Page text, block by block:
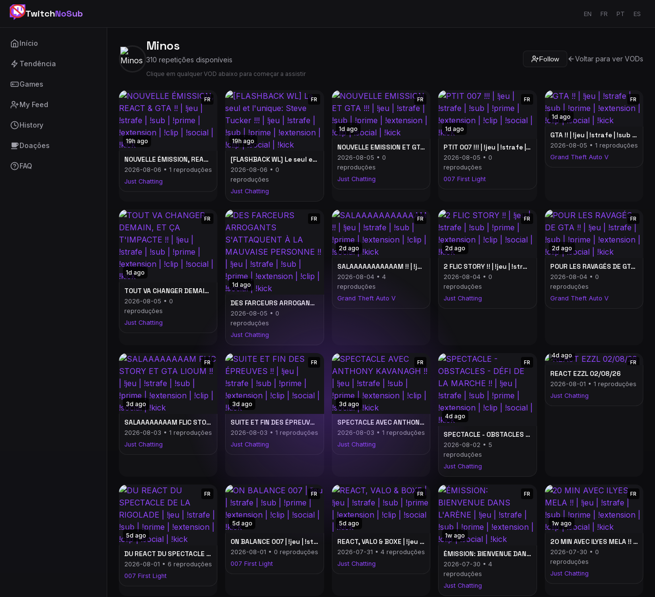
TwitchNoSub EN FR PT ES
Início
Tendência
Games
My Feed
History
Doações
FAQ
Minos
310 repetições disponíveis
Clique em qualquer VOD abaixo para começar a assistir
Follow Voltar para ver VODs
19h ago
FR
NOUVELLE ÉMISSION, REACT & GTA !! | !jeu | !strafe | !sub | !prime | !extension | !clip | !social | !kick
2026-08-06 • 1 reproduções
Just Chatting
19h ago
FR
[FLASHBACK WL] Le seul et l'unique: Steve Tucker !!! | !jeu | !strafe | !sub | !prime | !extension | !clip | !social | !kick
2026-08-06 • 0
reproduções
Just Chatting
1d ago
FR
NOUVELLE EMISSION ET GTA !!! | !jeu | !strafe | !sub | !prime | !extension | !clip | !social | !kick
2026-08-05 • 0
reproduções
Just Chatting
1d ago
FR
PTIT 007 !!! | !jeu | !strafe | !sub | !prime | !extension | !clip | !social | !kick
2026-08-05 • 0
reproduções
007 First Light
1d ago
FR
GTA !! | !jeu | !strafe | !sub | !prime | !extension | !clip | !social | !kick
2026-08-05 • 1 reproduções
Grand Theft Auto V
1d ago
FR
TOUT VA CHANGER DEMAIN, ET ÇA T'IMPACTE !! | !jeu | !strafe | !sub | !prime | !extension | !clip | !social | !kick
2026-08-05 • 0
reproduções
Just Chatting
1d ago
FR
DES FARCEURS ARROGANTS S'ATTAQUENT À LA MAUVAISE PERSONNE !! | !jeu | !strafe | !sub | !prime | !extension | !clip | !social | !kick
2026-08-05 • 0
reproduções
Just Chatting
2d ago
FR
SALAAAAAAAAAAAM !! | !jeu | !strafe | !sub | !prime | !extension | !clip | !social | !kick
2026-08-04 • 4
reproduções
Grand Theft Auto V
2d ago
FR
2 FLIC STORY !! | !jeu | !strafe | !sub | !prime | !extension | !clip | !social | !kick
2026-08-04 • 0
reproduções
Just Chatting
2d ago
FR
POUR LES RAVAGÉS DE GTA !! | !jeu | !strafe | !sub | !prime | !extension | !clip | !social | !kick
2026-08-04 • 0
reproduções
Grand Theft Auto V
3d ago
FR
SALAAAAAAAAM FLIC STORY ET GTA LIOUM !! | !jeu | !strafe | !sub | !prime | !extension | !clip | !social | !kick
2026-08-03 • 1 reproduções
Just Chatting
3d ago
FR
SUITE ET FIN DES ÉPREUVES !! | !jeu | !strafe | !sub | !prime | !extension | !clip | !social | !kick
2026-08-03 • 1 reproduções
Just Chatting
3d ago
FR
SPECTACLE AVEC ANTHONY KAVANAGH !! | !jeu | !strafe | !sub | !prime | !extension | !clip | !social | !kick
2026-08-03 • 1 reproduções
Just Chatting
4d ago
FR
SPECTACLE - OBSTACLES - DÉFI DE LA MARCHE !! | !jeu | !strafe | !sub | !prime | !extension | !clip | !social | !kick
2026-08-02 • 5
reproduções
Just Chatting
4d ago
FR
REACT EZZL 02/08/26
2026-08-01 • 1 reproduções
Just Chatting
5d ago
FR
DU REACT DU SPECTACLE DE LA RIGOLADE | !jeu | !strafe | !sub | !prime | !extension | !clip | !social | !kick
2026-08-01 • 6 reproduções
007 First Light
5d ago
FR
ON BALANCE 007 | !jeu | !strafe | !sub | !prime | !extension | !clip | !social | !kick
2026-08-01 • 0 reproduções
007 First Light
5d ago
FR
REACT, VALO & BOXE | !jeu | !strafe | !sub | !prime | !extension | !clip | !social | !kick
2026-07-31 • 4 reproduções
Just Chatting
1w ago
FR
ÉMISSION: BIENVENUE DANS L'ARÈNE | !jeu | !strafe | !sub | !prime | !extension | !clip | !social | !kick
2026-07-30 • 4
reproduções
Just Chatting
1w ago
FR
20 MIN AVEC ILYES MELA !! | !jeu | !strafe | !sub | !prime | !extension | !clip | !social | !kick
2026-07-30 • 0
reproduções
Just Chatting